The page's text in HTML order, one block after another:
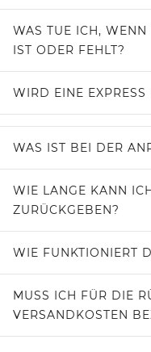
WAS TUE ICH,
IST ODER FEHLT?
WIRD EINE
WAS IST BEI DER
WIE LANGE KANN
ZURÜCKGEBEN?
WIE FUNKTIONIERT
MUSS ICH FÜR DIE
VERSANDKOSTEN